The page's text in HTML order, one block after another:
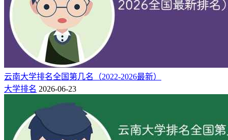
硕士点数量
1 学校类型
政法类
所在城市
南京市 办学层次
相关推荐：
南京警察学院（南京森林警察学院）怎么样好不好（口碑_全
国排名）
南京警察学院王牌优势专业有哪些（附排名榜）
云南大学排名全国第几名（2022-2026最新）
大学排名 2026-06-23